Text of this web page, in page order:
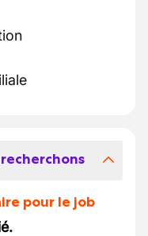
pour le job